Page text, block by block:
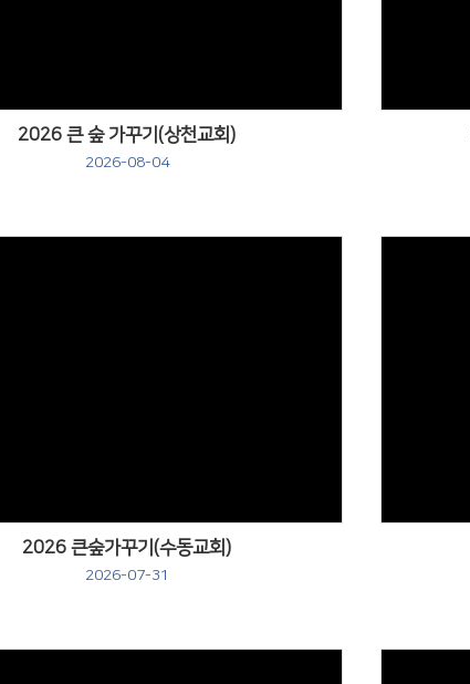
2026 큰 숲 가꾸기(상천교회)
2026-08-04
2026 큰숲가꾸기(수동교회)
2026-07-31